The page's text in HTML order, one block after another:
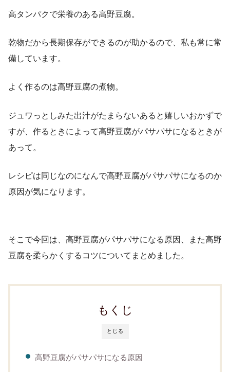
高タンパクで栄養のある高野豆腐。
乾物だから長期保存ができるのが助かるので、私も常に常
備しています。
よく作るのは高野豆腐の煮物。
ジュワっとしみた出汁がたまらないあると嬉しいおかずで
すが、作るときによって高野豆腐がパサパサになるときが
あって。
レシピは同じなのになんで高野豆腐がパサパサになるのか
原因が気になります。
そこで今回は、高野豆腐がパサパサになる原因、また高野
豆腐を柔らかくするコツについてまとめました。
とじる
もくじ
高野豆腐がパサパサになる原因